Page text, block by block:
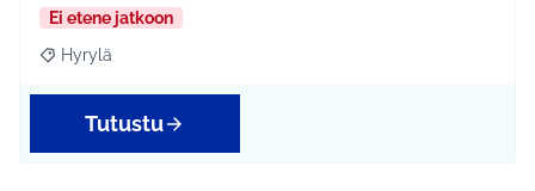
Ei etene jatkoon
Rajaa tulokset teeman mukaan: Hyrylä
Hyrylä
Tutustu